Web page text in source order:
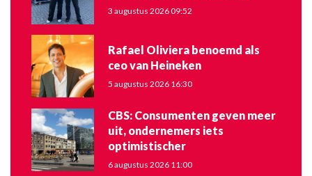
3 augustus 2026 09:52
Rafael Oliviera benoemd als
ceo van Heineken
5 augustus 2026 16:30
CBS: Consumenten geven meer
uit, ondernemers iets
optimistischer
6 augustus 2026 11:00